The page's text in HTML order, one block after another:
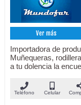
Ver más
Importadora de
Muñequeras,
a tu dolencia la
Teléfono Celular